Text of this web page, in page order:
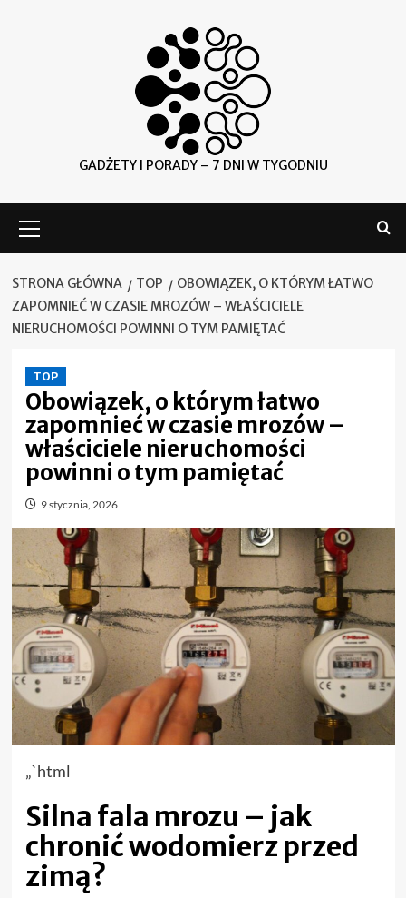
GADŻETY I PORADY – 7 DNI W TYGODNIU
główne
STRONA GŁÓWNA TOP
OBOWIĄZEK, O KTÓRYM ŁATWO
ZAPOMNIEĆ W CZASIE MROZÓW – WŁAŚCICIELE
NIERUCHOMOŚCI POWINNI O TYM PAMIĘTAĆ
TOP
Obowiązek, o którym łatwo
zapomnieć w czasie mrozów –
właściciele nieruchomości
powinni o tym pamiętać
9 stycznia, 2026
„`html
Silna fala mrozu – jak
chronić wodomierz przed
zimą?